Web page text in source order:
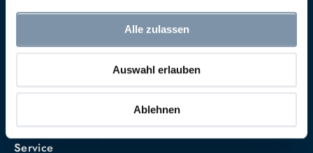
Alle zulassen
Auswahl erlauben
Ablehnen
Anna von Mangoldt GmbH & Co. KG
Speckgraben 19
Service